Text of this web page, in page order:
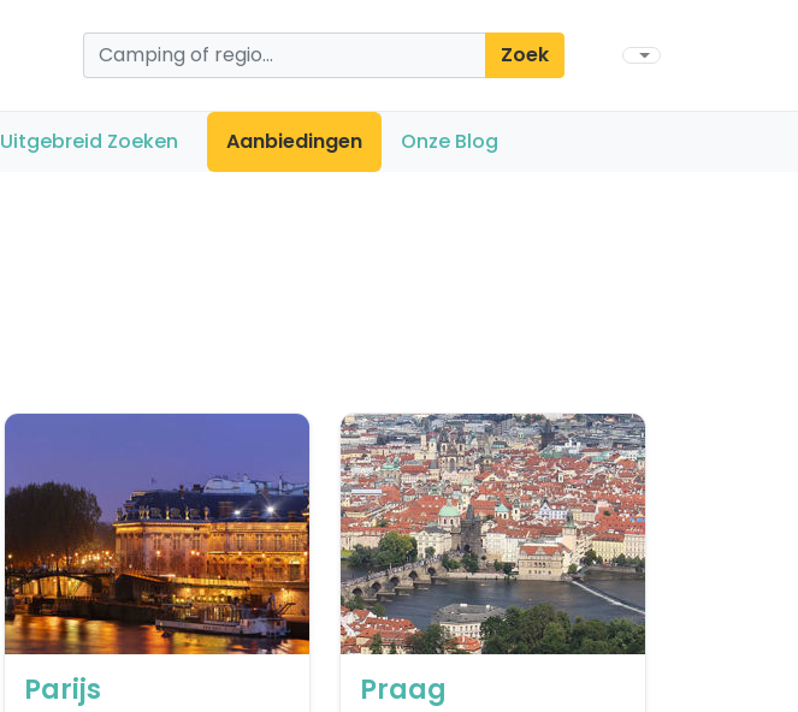
Zoek
Uitgebreid Zoeken Aanbiedingen Onze Blog
Parijs Praag